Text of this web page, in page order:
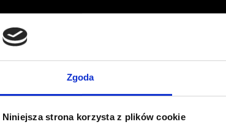
Zgoda
Niniejsza strona korzysta z plików cookie